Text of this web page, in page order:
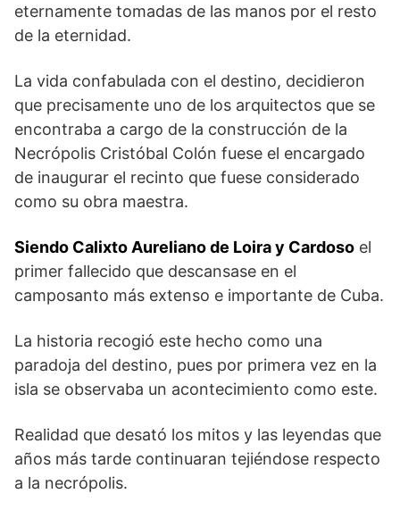
eternamente tomadas de las manos por el resto
de la eternidad.
La vida confabulada con el destino, decidieron
que precisamente uno de los arquitectos que se
encontraba a cargo de la construcción de la
Necrópolis Cristóbal Colón fuese el encargado
de inaugurar el recinto que fuese considerado
como su obra maestra.
Siendo Calixto Aureliano de Loira y Cardoso el
primer fallecido que descansase en el
camposanto más extenso e importante de Cuba.
La historia recogió este hecho como una
paradoja del destino, pues por primera vez en la
isla se observaba un acontecimiento como este.
Realidad que desató los mitos y las leyendas que
años más tarde continuaran tejiéndose respecto
a la necrópolis.